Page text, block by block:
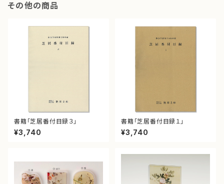
その他の商品
書籍「芝居番付目録３」
¥3,740
書籍「芝居番付目録１」
¥3,740